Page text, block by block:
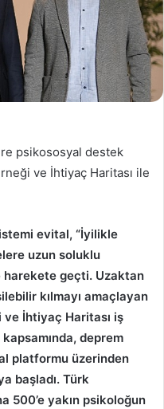
psikososyal destek
ve İhtiyaç Haritası ile
evital, “İyilikle
uzun soluklu
geçti. Uzaktan
kılmayı amaçlayan
İhtiyaç Haritası iş
deprem
platformu üzerinden
başladı. Türk
500’e yakın psikoloğun